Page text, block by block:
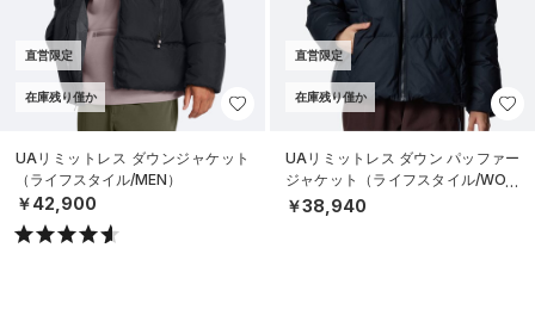
直営限定
在庫残り僅か
UAリミットレス ダウンジャケット
（ライフスタイル/MEN）
￥42,900
直営限定
在庫残り僅か
UAリミットレス ダウン パッファー
ジャケット（ライフスタイル/WOM
EN）
￥38,940